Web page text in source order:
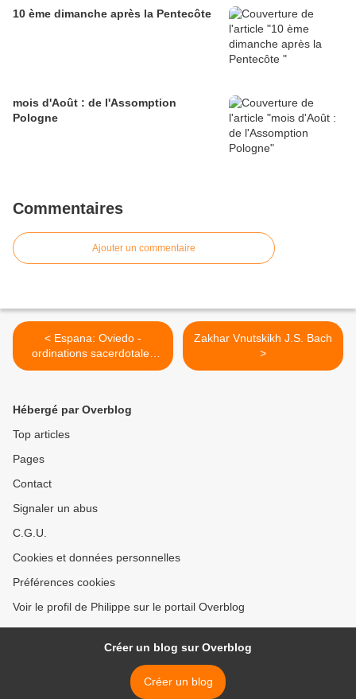
10 ème dimanche après la Pentecôte
mois d'Août : de l'Assomption
Pologne
Commentaires
Ajouter un commentaire
< Espana: Oviedo -
ordinations sacerdotales
2023 - Veni creator spiritus
Zakhar Vnutskikh J.S. Bach
>
Hébergé par Overblog
Top articles
Pages
Contact
Signaler un abus
C.G.U.
Cookies et données personnelles
Préférences cookies
Voir le profil de Philippe sur le portail Overblog
Créer un blog sur Overblog
Créer un blog